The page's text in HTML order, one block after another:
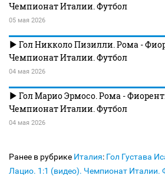
Чемпионат Италии. Футбол
05 мая 2026
Гол Никколо Пизилли. Рома -
Чемпионат Италии. Футбол
04 мая 2026
Гол Марио Эрмосо. Рома -
Чемпионат Италии. Футбол
04 мая 2026
Ранее в рубрике Италия: Гол Густава
Лацио. 1:1 (видео). Чемпионат Италии.